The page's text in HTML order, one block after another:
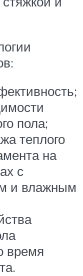
пола;
теплого
на
с
и влажным
время